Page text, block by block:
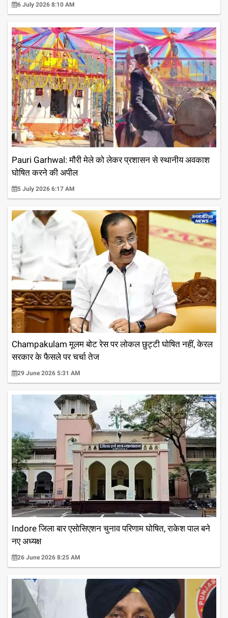
6 July 2026 8:10 AM
Pauri Garhwal: मौरी मेले को लेकर प्रशासन से स्थानीय अवकाश
घोषित करने की अपील
5 July 2026 6:17 AM
Champakulam मूलम बोट रेस पर लोकल छुट्टी घोषित नहीं, केरल
सरकार के फैसले पर चर्चा तेज
29 June 2026 5:31 AM
Indore जिला बार एसोसिएशन चुनाव परिणाम घोषित, राकेश पाल बने
नए अध्यक्ष
26 June 2026 8:25 AM